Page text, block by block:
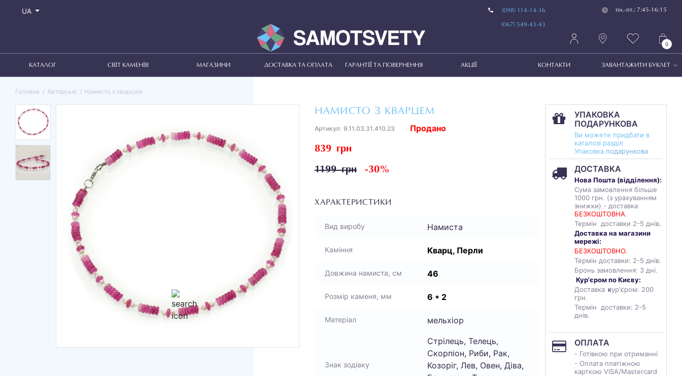
UA (098) 114-14-36
(067) 549-43-43
пн.-пт.: 7:45-16:15
0
КАТАЛОГ СВІТ КАМЕНІВ МАГАЗИНИ ДОСТАВКА ТА ОПЛАТА ГАРАНТІЇ ТА ПОВЕРНЕННЯ АКЦІЇ КОНТАКТИ ЗАВАНТАЖИТИ БУКЛЕТ
Головна Авторські Намисто з кварцем
НАМИСТО З КВАРЦЕМ
Артикул: 9.11.03.31.410.23
839 грн
1199 грн -30%
Продано
ХАРАКТЕРИСТИКИ
Вид виробу Намиста
Каміння Кварц, Перли
Довжина намиста, см 46
Розмір каменя, мм 6 * 2
Матеріал мельхіор
Знак зодіаку
Стрілець, Телець,
Скорпіон, Риби, Рак,
Козоріг, Лев, Овен, Діва,
УПАКОВКА
ПОДАРУНКОВА
Ви можете придбати в
каталозі разділ
Упаковка подарункова
ДОСТАВКА
Нова Пошта (відділення):
Сума замовлення більше
1000 грн. (з урахуванням
знижки) - доставка
БЕЗКОШТОВНА.
Термін доставки 2-5 днів.
Доставка на магазини
мережі:
БЕЗКОШТОВНО.
Термін доставки: 2-5 днів.
Бронь замовлення: 3 дні.
Кур'єром по Києву:
Доставка кур'єром: 200
грн.
Термін доставки: 2-5
днів.
ОПЛАТА
- Готівкою при отриманні
- Оплата платіжною
карткою VISA/Mastercard